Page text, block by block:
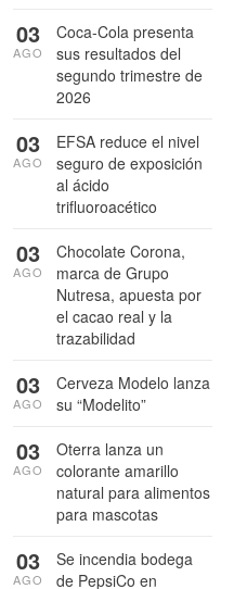
Coca-Cola presenta
sus resultados del
segundo trimestre de
2026
03
AGO
EFSA reduce el nivel
seguro de exposición
al ácido
trifluoroacético
03
AGO
Chocolate Corona,
marca de Grupo
Nutresa, apuesta por
el cacao real y la
trazabilidad
03
AGO
Cerveza Modelo lanza
su “Modelito”
03
AGO
Oterra lanza un
colorante amarillo
natural para alimentos
para mascotas
03
AGO
Se incendia bodega
de PepsiCo en
03
AGO